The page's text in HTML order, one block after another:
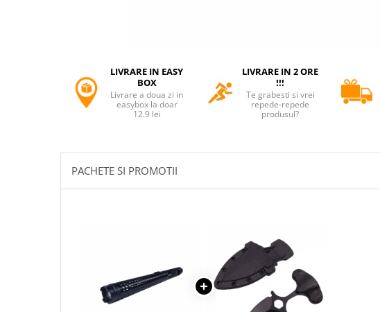
ARTICOLE SUPORTERI
SPORTURI DE ECHIPA
Instrumente muzicale de jucarie
Gaming, Carti & Birotica
LIVRARE IN EASY
BOX
Livrare a doua zi in
easybox la doar
12.9 lei
LIVRARE IN 2 ORE
!!!
Te grabesti si vrei
repede-repede
produsul?
PACHETE SI PROMOTII